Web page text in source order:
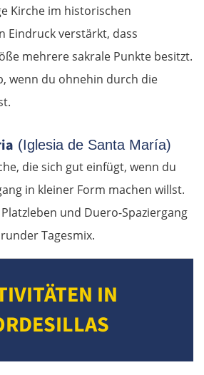
Kirche im historischen
Eindruck verstärkt, dass
mehrere sakrale Punkte besitzt.
wenn du ohnehin durch die
(Iglesia de Santa María)
die sich gut einfügt, wenn du
in kleiner Form machen willst.
und Duero-Spaziergang
Tagesmix.
IN